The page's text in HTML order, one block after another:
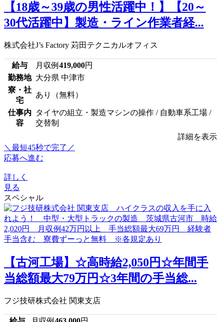
【18歳～39歳の男性活躍中！】【20～
30代活躍中】製造・ライン作業者経...
株式会社J’s Factory 苅田テクニカルオフィス
給与 月収例 419,000円
勤務地 大分県 中津市
寮・社
宅
あり（無料）
仕事内
容
タイヤの組立・製造マシンの操作 / 自動車系工場 /
交替制
詳細を表示
＼最短45秒で完了／
応募へ進む
詳しく
見る
スペシャル
【古河工場】☆高時給2,050円☆年間手
当総額最大79万円☆3年間の手当総...
フジ技研株式会社 関東支店